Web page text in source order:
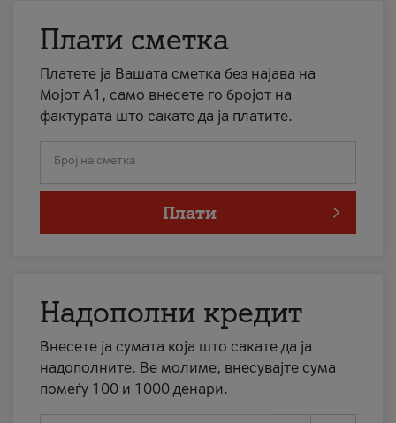
Плати сметка
Платете ја Вашата сметка без најава на
Мојот А1, само внесете го бројот на
фактурата што сакате да ја платите.
Број на сметка
Плати
Надополни кредит
Внесете ја сумата која што сакате да ја
надополните. Ве молиме, внесувајте сума
помеѓу 100 и 1000 денари.